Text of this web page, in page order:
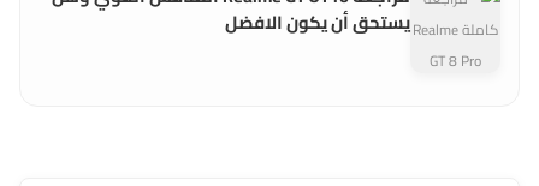
يستحق أن يكون الافضل